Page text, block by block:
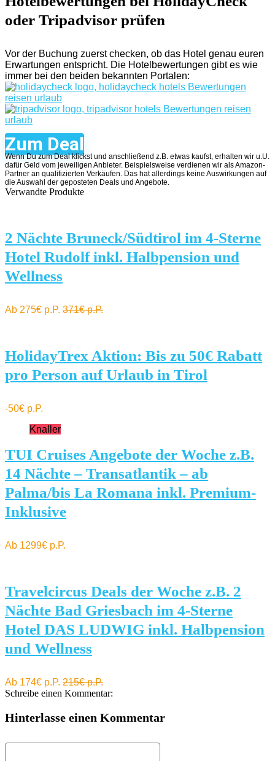
oder Tripadvisor prüfen
Vor der Buchung zuerst checken, ob das Hotel genau euren
Erwartungen entspricht. Die Hotelbewertungen gibt es wie
immer bei den beiden bekannten Portalen:
Zum Deal
Wenn Du zum Deal klickst und anschließend z.B. etwas kaufst, erhalten wir u.U.
dafür Geld vom jeweiligen Anbieter. Beispielsweise verdienen wir als Amazon-
Partner an qualifizierten Verkäufen. Das hat allerdings keine Auswirkungen auf
die Auswahl der geposteten Deals und Angebote.
Verwandte Produkte
2 Nächte Bruneck/Südtirol im 4-Sterne
Hotel Rudolf inkl. Halbpension und
Wellness
Ab 275€ p.P. 371€ p.P.
HolidayTrex Aktion: Bis zu 50€ Rabatt
pro Person auf Urlaub in Tirol
-50€ p.P.
Knaller
TUI Cruises Angebote der Woche z.B.
14 Nächte – Transatlantik – ab
Palma/bis La Romana inkl. Premium-
Inklusive
Ab 1299€ p.P.
Travelcircus Deals der Woche z.B. 2
Nächte Bad Griesbach im 4-Sterne
Hotel DAS LUDWIG inkl. Halbpension
und Wellness
Ab 174€ p.P. 215€ p.P.
Schreibe einen Kommentar:
Hinterlasse einen Kommentar